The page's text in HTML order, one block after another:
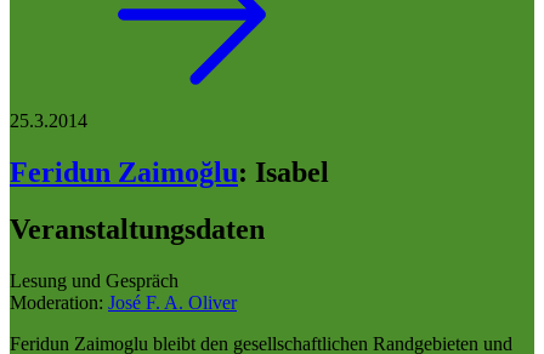
25.3.2014
Feridun Zaimoğlu: Isabel
Veranstaltungsdaten
Lesung und Gespräch
Moderation: José F. A. Oliver
Feridun Zaimoglu bleibt den gesellschaftlichen Randgebieten und